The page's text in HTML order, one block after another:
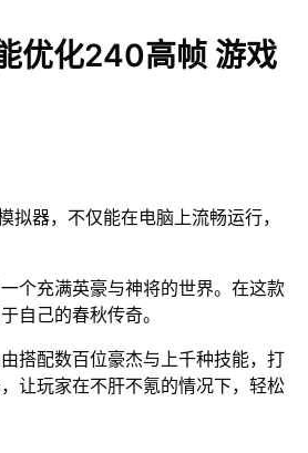
优化240高帧 游戏
器，不仅能在电脑上流畅运行，
个充满英豪与神将的世界。在这款
自己的春秋传奇。
搭配数百位豪杰与上千种技能，打
让玩家在不肝不氪的情况下，轻松